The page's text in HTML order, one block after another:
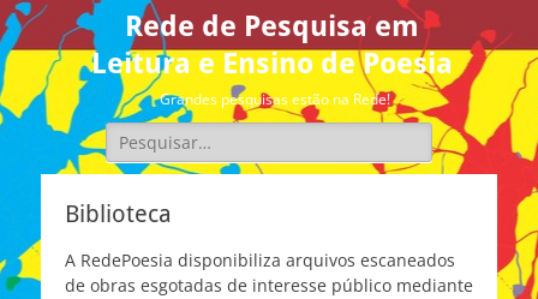
Rede de Pesquisa em
Leitura e Ensino de Poesia
Grandes pesquisas estão na Rede!
Pesquisar
por:
Biblioteca
A RedePoesia disponibiliza arquivos escaneados
de obras esgotadas de interesse público mediante